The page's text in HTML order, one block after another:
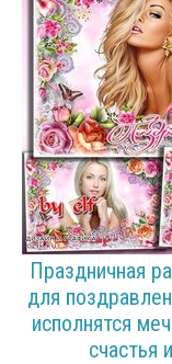
Праздничная
для
исполнятся
счастья